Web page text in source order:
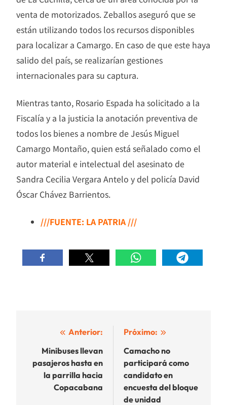
venta de motorizados. Zeballos aseguró que se
están utilizando todos los recursos disponibles
para localizar a Camargo. En caso de que este haya
salido del país, se realizarían gestiones
internacionales para su captura.
Mientras tanto, Rosario Espada ha solicitado a la
Fiscalía y a la justicia la anotación preventiva de
todos los bienes a nombre de Jesús Miguel
Camargo Montaño, quien está señalado como el
autor material e intelectual del asesinato de
Sandra Cecilia Vergara Antelo y del policía David
Óscar Chávez Barrientos.
///FUENTE: LA PATRIA ///
Navegación
entradas
Anterior:
Minibuses llevan
pasajeros hasta en
la parrilla hacia
Copacabana
Próximo:
Camacho no
participará como
candidato en
encuesta del bloque
de unidad